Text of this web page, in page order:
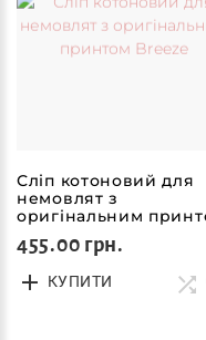
Сліп котоновий для
немовлят з
оригінальним
455.00 грн.
КУПИТИ